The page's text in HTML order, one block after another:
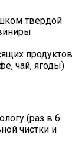
твердой
продуктов
чай, ягоды)
(раз в 6
чистки и